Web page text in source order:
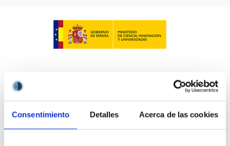
Consentimiento Detalles Acerca de las cookies